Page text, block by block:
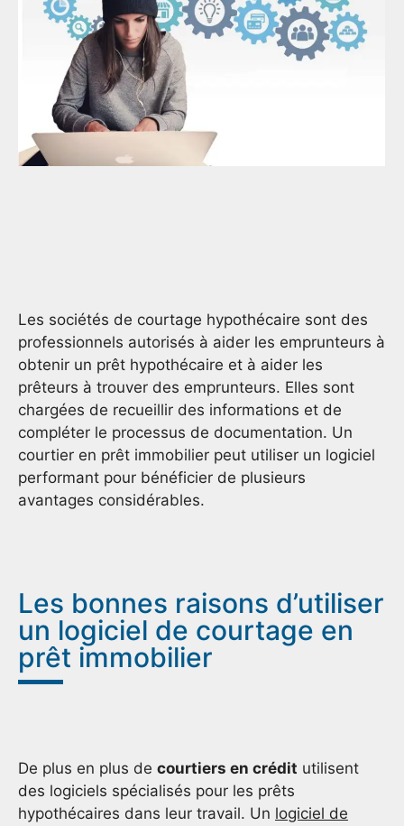
Les sociétés de courtage hypothécaire sont des
professionnels autorisés à aider les emprunteurs à
obtenir un prêt hypothécaire et à aider les
prêteurs à trouver des emprunteurs. Elles sont
chargées de recueillir des informations et de
compléter le processus de documentation. Un
courtier en prêt immobilier peut utiliser un logiciel
performant pour bénéficier de plusieurs
avantages considérables.
Les bonnes raisons d’utiliser
un logiciel de courtage en
prêt immobilier
De plus en plus de courtiers en crédit utilisent
des logiciels spécialisés pour les prêts
hypothécaires dans leur travail. Un logiciel de